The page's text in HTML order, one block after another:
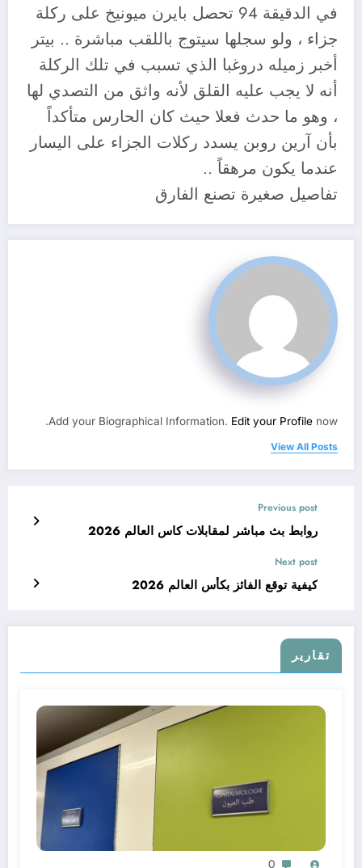
في الدقيقة 94 تحصل بايرن ميونيخ على ركلة
جزاء ، ولو سجلها سيتوج باللقب مباشرة .. بيتر
أخبر زميله دروغبا الذي تسبب في تلك الركلة
أنه لا يجب عليه القلق لأنه واثق من التصدي لها
، وهو ما حدث فعلا حيث كان الحارس متأكداً
بأن آرين روبن يسدد ركلات الجزاء على اليسار
عندما يكون مرهقاً ..
تفاصيل صغيرة تصنع الفارق
Add your Biographical Information. Edit your Profile now.
View All Posts
Previous post
روابط بث مباشر لمقابلات كاس العالم 2026
Next post
كيفية توقع الفائز بكأس العالم 2026
تقارير
0